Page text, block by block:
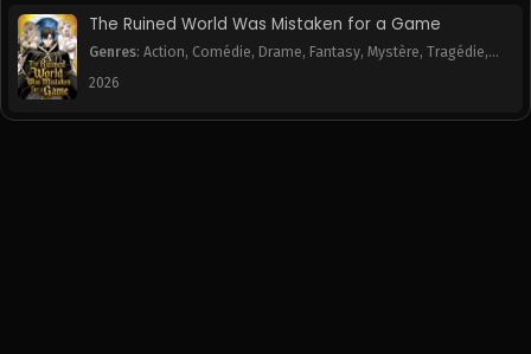
January 30, 2026
Chapitre 20
January 30, 2026
Chapitre 19
The Ruined World Was Mistaken for a Game
Genres: Action, Comédie, Drame, Fantasy, Mystère, Tragédie,
2026